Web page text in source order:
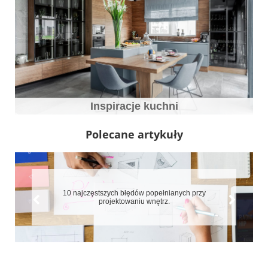
Inspiracje kuchni
Polecane artykuły
10 najczęstszych błędów popełnianych przy
projektowaniu wnętrz.